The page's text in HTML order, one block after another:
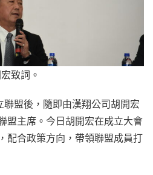
致詞。
盟後，隨即由漢翔公司胡開宏
盟主席。今日胡開宏在成立大會
配合政策方向，帶領聯盟成員打